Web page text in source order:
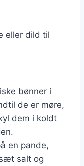
eller dild til
bønner i
de er møre,
dem i koldt
en pande,
salt og